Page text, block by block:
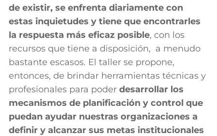
de existir, se enfrenta diariamente con
estas inquietudes y tiene que encontrarles
la respuesta más eficaz posible, con los
recursos que tiene a disposición, a menudo
bastante escasos. El taller se propone,
entonces, de brindar herramientas técnicas y
profesionales para poder desarrollar los
mecanismos de planificación y control que
puedan ayudar nuestras organizaciones a
definir y alcanzar sus metas institucionales